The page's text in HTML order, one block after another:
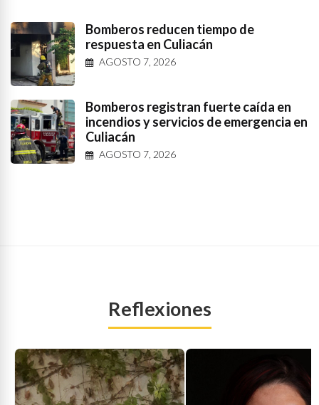
Bomberos reducen tiempo de
respuesta en Culiacán
AGOSTO 7, 2026
Bomberos registran fuerte caída en
incendios y servicios de emergencia en
Culiacán
AGOSTO 7, 2026
Reflexiones